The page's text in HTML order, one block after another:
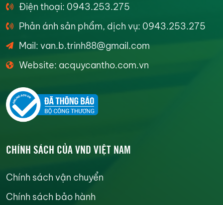
Điện thoại: 0943.253.275
Phản ánh sản phẩm, dịch vụ: 0943.253.275
Mail: van.b.trinh88@gmail.com
Website: acquycantho.com.vn
CHÍNH SÁCH CỦA VND VIỆT NAM
Chính sách vận chuyển
Chính sách bảo hành